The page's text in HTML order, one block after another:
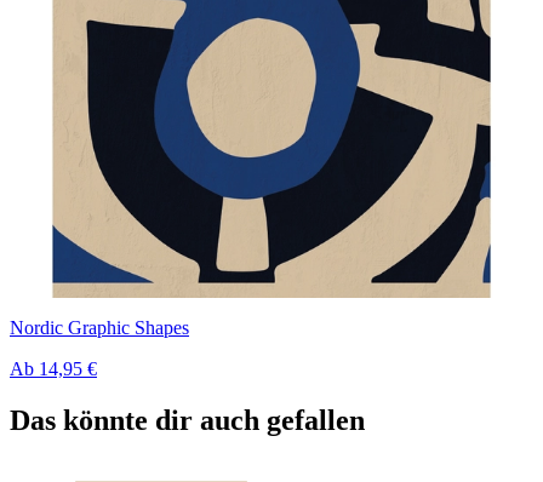
Nordic Graphic Shapes
Ab 14,95 €
Das könnte dir auch gefallen